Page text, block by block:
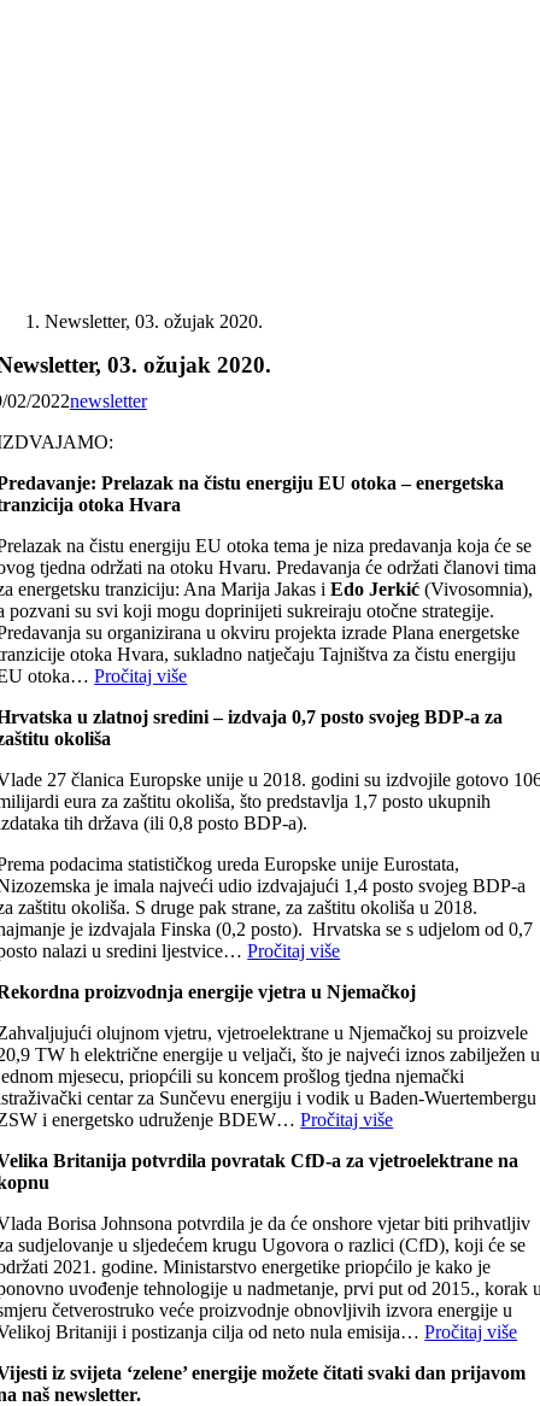
Newsletter, 03. ožujak 2020.
03. ožujak 2020.
02/2022newsletter
Prelazak na čistu energiju EU otoka – energetska
otoka Hvara
na čistu energiju EU otoka tema je niza predavanja koja će se
tjedna održati na otoku Hvaru. Predavanja će održati članovi tima
energetsku tranziciju: Ana Marija Jakas iEdo Jerkić (Vivosomnia),
pozvani su svi koji mogu doprinijeti sukreiraju otočne strategije.
su organizirana u okviru projekta izrade Plana energetske
otoka Hvara, sukladno natječaju Tajništva za čistu energiju
otoka…Pročitaj više
u zlatnoj sredini – izdvaja 0,7 posto svojeg BDP-a za
okoliša
27 članica Europske unije u 2018. godini su izdvojile gotovo
eura za zaštitu okoliša, što predstavlja 1,7 posto ukupnih
tih država (ili 0,8 posto BDP-a).
podacima statističkog ureda Europske unije Eurostata,
je imala najveći udio izdvajajući 1,4 posto svojeg BDP-a
zaštitu okoliša. S druge pak strane, za zaštitu okoliša u 2018.
je izdvajala Finska (0,2 posto). Hrvatska se s udjelom od 0,7
nalazi u sredini ljestvice…Pročitaj više
proizvodnja energije vjetra u Njemačkoj
olujnom vjetru, vjetroelektrane u Njemačkoj su proizvele
TW h električne energije u veljači, što je najveći iznos zabilježen u
mjesecu, priopćili su koncem prošlog tjedna njemački
centar za Sunčevu energiju i vodik u Baden-Wuertembergu
i energetsko udruženje BDEW…Pročitaj više
Britanija potvrdila povratak CfD-a za vjetroelektrane na
Borisa Johnsona potvrdila je da će onshore vjetar biti prihvatljiv
sudjelovanje u sljedećem krugu Ugovora o razlici (CfD), koji će se
2021. godine. Ministarstvo energetike priopćilo je kako je
uvođenje tehnologije u nadmetanje, prvi put od 2015., korak
četverostruko veće proizvodnje obnovljivih izvora energije u
Britaniji i postizanja cilja od neto nula emisija…Pročitaj više
iz svijeta ‘zelene’ energije možete čitati svaki dan prijavom
naš newsletter.